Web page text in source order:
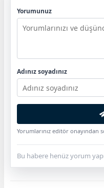
Yorumunuz
Adınız soyadınız
Yorumlarınız editör onayından
Bu habere henüz yorum